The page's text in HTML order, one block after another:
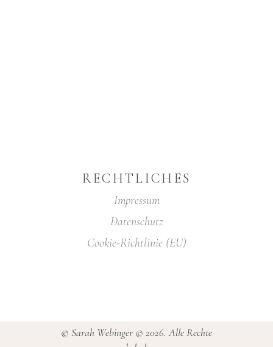
RECHTLICHES
Impressum
Datenschutz
Cookie-Richtlinie (EU)
© Sarah Webinger © 2026. Alle Rechte